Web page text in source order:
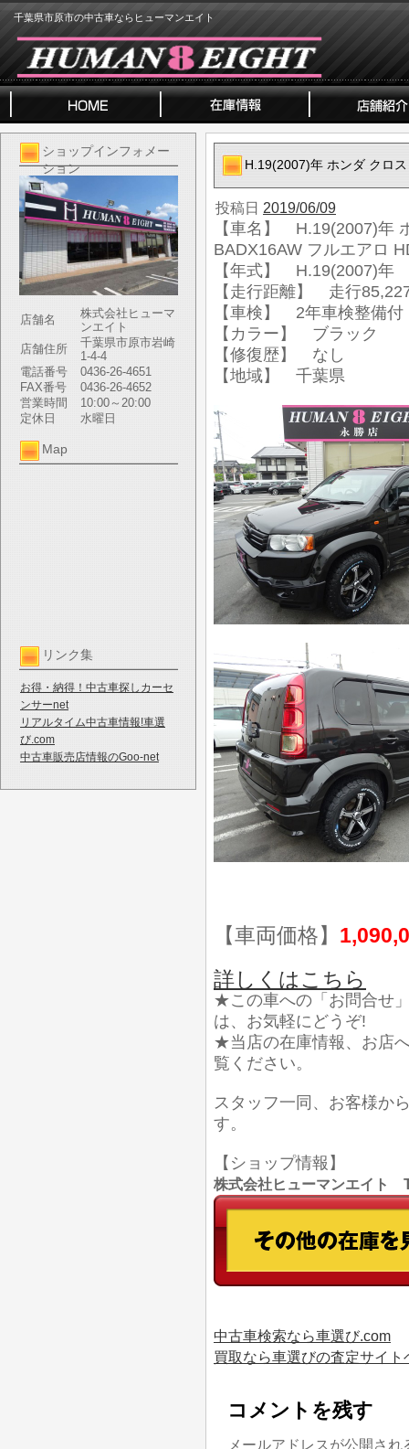
千葉県市原市の中古車ならヒューマンエイト
ショップインフォメー
ション
店舗名
株式会社ヒューマ
ンエイト
店舗住所
千葉県市原市岩崎
1-4-4
電話番号
0436-26-4651
FAX番号
0436-26-4652
営業時間
10:00～20:00
定休日
水曜日
Map
リンク集
お得・納得！中古車探しカーセ
ンサーnet
リアルタイム中古車情報!車選
び.com
中古車販売店情報のGoo-net
H.19(2007)年 ホンダ クロ
投稿日 2019/06/09
【車名】 H.19(2007)年
BADX16AW フルエアロ
【年式】 H.19(2007)年
【走行距離】 走行
【車検】 2年車検整備付
【カラー】 ブラック
【修復歴】 なし
【地域】 千葉県
【車両価格】
詳しくはこちら
★この車への「お問合せ
は、お気軽にどうぞ!
★当店の在庫情報、お店
覧ください。
スタッフ一同、お客様か
す。
【ショップ情報】
株式会社ヒューマンエイト
中古車検索なら車選び.com
買取なら車選びの査定サイト
コメントを残す
メールアドレスが公開さ